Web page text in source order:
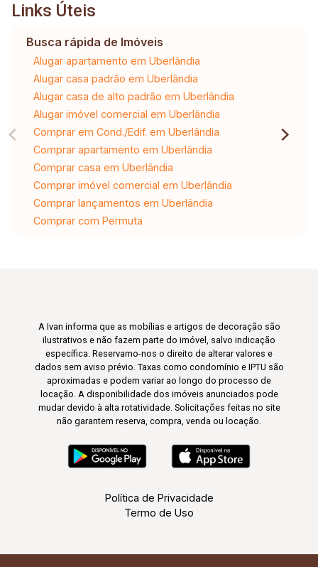
Links Úteis
Busca rápida de Imóveis
Alugar apartamento em Uberlândia
Alugar casa padrão em Uberlândia
Alugar casa de alto padrão em Uberlândia
Alugar imóvel comercial em Uberlândia
Comprar em Cond./Edif. em Uberlândia
Comprar apartamento em Uberlândia
Comprar casa em Uberlândia
Comprar imóvel comercial em Uberlândia
Comprar lançamentos em Uberlândia
Comprar com Permuta
A Ivan informa que as mobílias e artigos de decoração são
ilustrativos e não fazem parte do imóvel, salvo indicação
específica. Reservamo-nos o direito de alterar valores e
dados sem aviso prévio. Taxas como condomínio e IPTU são
aproximadas e podem variar ao longo do processo de
locação. A disponibilidade dos imóveis anunciados pode
mudar devido à alta rotatividade. Solicitações feitas no site
não garantem reserva, compra, venda ou locação.
Política de Privacidade
Termo de Uso